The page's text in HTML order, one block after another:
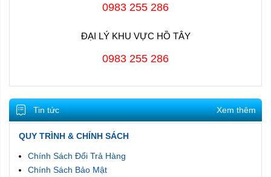
Giá gas Petrolimex 12kg hôm nay tại Hà
Nội
0983 255 286
ĐẠI LÝ KHU VỰC HỒ TÂY
0983 255 286
Tin tức Xem thêm
QUY TRÌNH & CHÍNH SÁCH
Chính Sách Đổi Trả Hàng
Chính Sách Bảo Mật